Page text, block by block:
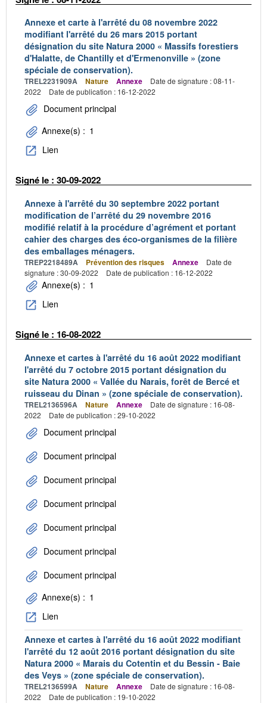
Annexe et carte à l'arrêté du 08 novembre 2022
modifiant l'arrêté du 26 mars 2015 portant
désignation du site Natura 2000 « Massifs forestiers
d'Halatte, de Chantilly et d'Ermenonville » (zone
spéciale de conservation).
TREL2231909A Nature Annexe
Date de signature : 08-11-
2022
Date de publication : 16-12-2022
Document principal
Annexe(s) : 1
Lien
Signé le : 30-09-2022
Annexe à l'arrêté du 30 septembre 2022 portant
modification de l’arrêté du 29 novembre 2016
modifié relatif à la procédure d’agrément et portant
cahier des charges des éco-organismes de la filière
des emballages ménagers.
TREP2218489A Prévention des risques Annexe
Date de
signature : 30-09-2022
Date de publication : 16-12-2022
Annexe(s) : 1
Lien
Signé le : 16-08-2022
Annexe et cartes à l'arrêté du 16 août 2022 modifiant
l'arrêté du 7 octobre 2015 portant désignation du
site Natura 2000 « Vallée du Narais, forêt de Bercé et
ruisseau du Dinan » (zone spéciale de conservation).
TREL2136596A Nature Annexe
Date de signature : 16-08-
2022
Date de publication : 29-10-2022
Document principal
Document principal
Document principal
Document principal
Document principal
Document principal
Document principal
Annexe(s) : 1
Lien
Annexe et cartes à l'arrêté du 16 août 2022 modifiant
l'arrêté du 12 août 2016 portant désignation du site
Natura 2000 « Marais du Cotentin et du Bessin - Baie
des Veys » (zone spéciale de conservation).
TREL2136599A Nature Annexe
Date de signature : 16-08-
2022
Date de publication : 19-10-2022